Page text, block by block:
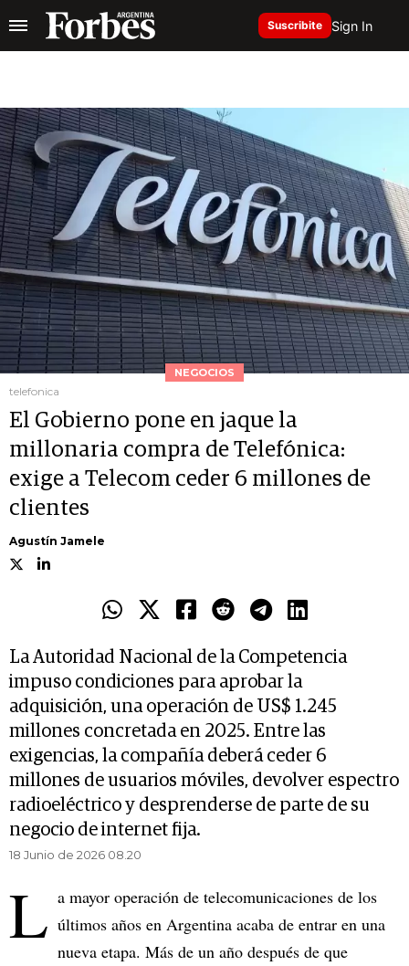
Suscribite Sign In
NEGOCIOS
telefonica
El Gobierno pone en jaque la
millonaria compra de Telefónica:
exige a Telecom ceder 6 millones de
clientes
Agustín Jamele
La Autoridad Nacional de la Competencia
impuso condiciones para aprobar la
adquisición, una operación de US$ 1.245
millones concretada en 2025. Entre las
exigencias, la compañía deberá ceder 6
millones de usuarios móviles, devolver espectro
radioeléctrico y desprenderse de parte de su
negocio de internet fija.
18 Junio de 2026 08.20
L a mayor operación de telecomunicaciones de los
últimos años en Argentina acaba de entrar en una
nueva etapa. Más de un año después de que